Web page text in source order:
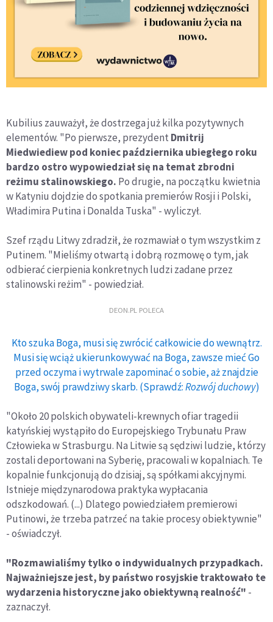
Kubilius zauważył, że dostrzega już kilka pozytywnych
elementów. "Po pierwsze, prezydent Dmitrij
Miedwiediew pod koniec października ubiegłego roku
bardzo ostro wypowiedział się na temat zbrodni
reżimu stalinowskiego. Po drugie, na początku kwietnia
w Katyniu dojdzie do spotkania premierów Rosji i Polski,
Władimira Putina i Donalda Tuska" - wyliczył.
Szef rządu Litwy zdradził, że rozmawiał o tym wszystkim z
Putinem. "Mieliśmy otwartą i dobrą rozmowę o tym, jak
odbierać cierpienia konkretnych ludzi zadane przez
stalinowski reżim" - powiedział.
DEON.PL POLECA
Kto szuka Boga, musi się zwrócić całkowicie do wewnątrz.
Musi się wciąż ukierunkowywać na Boga, zawsze mieć Go
przed oczyma i wytrwale zapominać o sobie, aż znajdzie
Boga, swój prawdziwy skarb. (Sprawdź:Rozwój duchowy)
"Około 20 polskich obywateli-krewnych ofiar tragedii
katyńskiej wystąpiło do Europejskiego Trybunału Praw
Człowieka w Strasburgu. Na Litwie są sędziwi ludzie, którzy
zostali deportowani na Syberię, pracowali w kopalniach. Te
kopalnie funkcjonują do dzisiaj, są spółkami akcyjnymi.
Istnieje międzynarodowa praktyka wypłacania
odszkodowań. (...) Dlatego powiedziałem premierowi
Putinowi, że trzeba patrzeć na takie procesy obiektywnie"
- oświadczył.
"Rozmawialiśmy tylko o indywidualnych przypadkach.
Najważniejsze jest, by państwo rosyjskie traktowało te
wydarzenia historyczne jako obiektywną realność" -
zaznaczył.